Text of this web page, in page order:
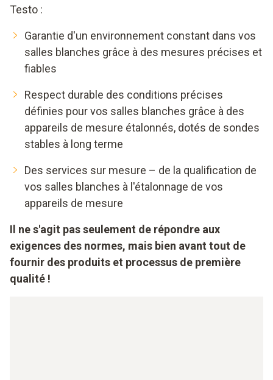
Testo :
Garantie d'un environnement constant dans vos
salles blanches grâce à des mesures précises et
fiables
Respect durable des conditions précises
définies pour vos salles blanches grâce à des
appareils de mesure étalonnés, dotés de sondes
stables à long terme
Des services sur mesure – de la qualification de
vos salles blanches à l'étalonnage de vos
appareils de mesure
Il ne s'agit pas seulement de répondre aux
exigences des normes, mais bien avant tout de
fournir des produits et processus de première
qualité !